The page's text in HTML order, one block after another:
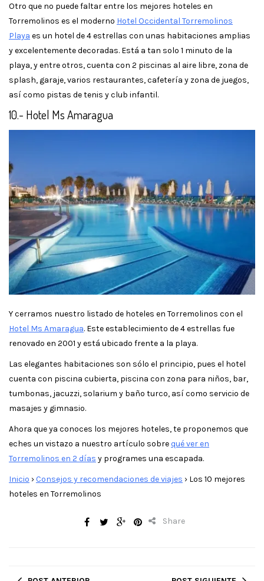
Otro que no puede faltar entre los mejores hoteles en
Torremolinos es el moderno Hotel Occidental Torremolinos
Playa es un hotel de 4 estrellas con unas habitaciones amplias
y excelentemente decoradas. Está a tan solo 1 minuto de la
playa, y entre otros, cuenta con 2 piscinas al aire libre, zona de
splash, garaje, varios restaurantes, cafetería y zona de juegos,
así como pistas de tenis y club infantil.
10.- Hotel Ms Amaragua
Y cerramos nuestro listado de hoteles en Torremolinos con el
Hotel Ms Amaragua. Este establecimiento de 4 estrellas fue
renovado en 2001 y está ubicado frente a la playa.
Las elegantes habitaciones son sólo el principio, pues el hotel
cuenta con piscina cubierta, piscina con zona para niños, bar,
tumbonas, jacuzzi, solarium y baño turco, así como servicio de
masajes y gimnasio.
Ahora que ya conoces los mejores hoteles, te proponemos que
eches un vistazo a nuestro artículo sobre qué ver en
Torremolinos en 2 días y programes una escapada.
Inicio ›Consejos y recomendaciones de viajes › Los 10 mejores
hoteles en Torremolinos
Share